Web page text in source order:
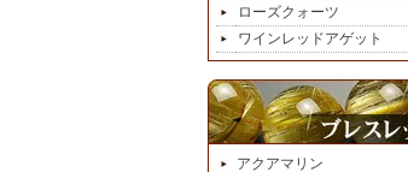
ローズクォーツ
ワインレッドアゲット
アクアマリン